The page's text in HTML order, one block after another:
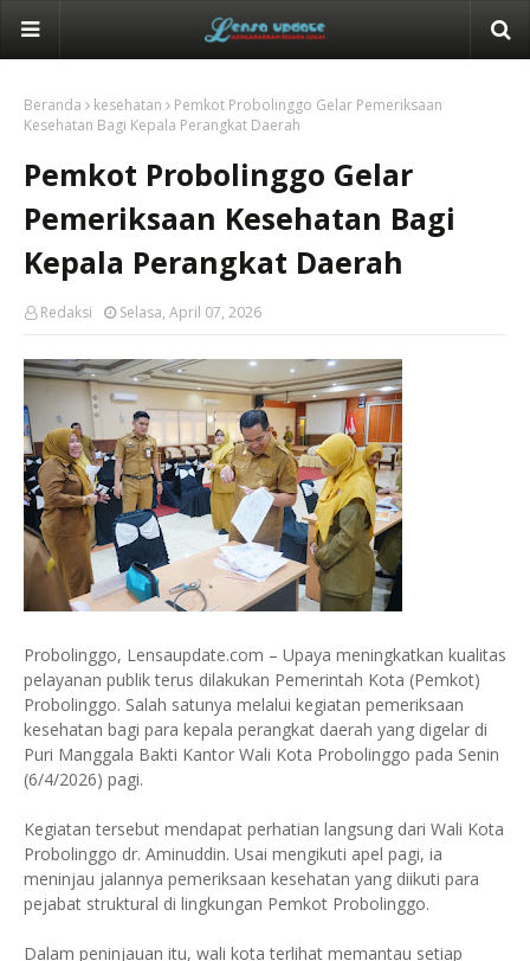
Beranda kesehatan
Pemkot Probolinggo Gelar Pemeriksaan
Kesehatan Bagi Kepala Perangkat Daerah
Pemkot Probolinggo Gelar
Pemeriksaan Kesehatan Bagi
Kepala Perangkat Daerah
Redaksi Selasa, April 07, 2026
Probolinggo, Lensaupdate.com – Upaya meningkatkan kualitas
pelayanan publik terus dilakukan Pemerintah Kota (Pemkot)
Probolinggo. Salah satunya melalui kegiatan pemeriksaan
kesehatan bagi para kepala perangkat daerah yang digelar di
Puri Manggala Bakti Kantor Wali Kota Probolinggo pada Senin
(6/4/2026) pagi.
Kegiatan tersebut mendapat perhatian langsung dari Wali Kota
Probolinggo dr. Aminuddin. Usai mengikuti apel pagi, ia
meninjau jalannya pemeriksaan kesehatan yang diikuti para
pejabat struktural di lingkungan Pemkot Probolinggo.
Dalam peninjauan itu, wali kota terlihat memantau setiap